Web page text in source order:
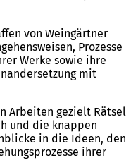
von Weingärtner
Prozesse
Werke sowie ihre
mit
Arbeiten gezielt Rätsel
und die knappen
in die Ideen, den
ihrer